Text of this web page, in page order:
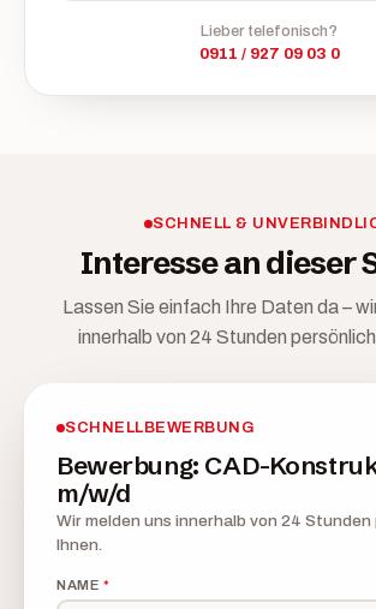
Lieber telefonisch?
0911 / 927 09 03 0
SCHNELL &
Interesse an dieser
Lassen Sie einfach Ihre Daten da –
innerhalb von 24 Stunden
SCHNELLBEWERBUNG
Bewerbung: CAD-
m/w/d
Wir melden uns innerhalb von 24 Stunden
Ihnen.
NAME *